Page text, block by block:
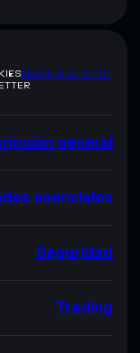
MAPA DEL SITIO
general
esenciales
Seguridad
Trading